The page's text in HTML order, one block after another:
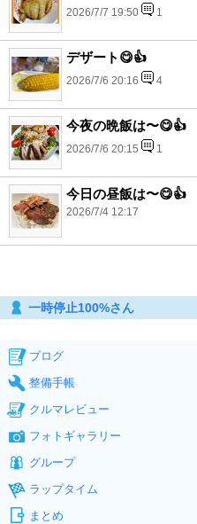
2026/7/7 19:50 1
デザート😋👍
2026/7/6 20:16 4
今夜の晩飯は〜😋👍
2026/7/6 20:15 1
今日の昼飯は〜😋👍
2026/7/4 12:17
一時停止100%さん
ブログ
整備手帳
クルマレビュー
フォトギャラリー
グループ
ラップタイム
まとめ